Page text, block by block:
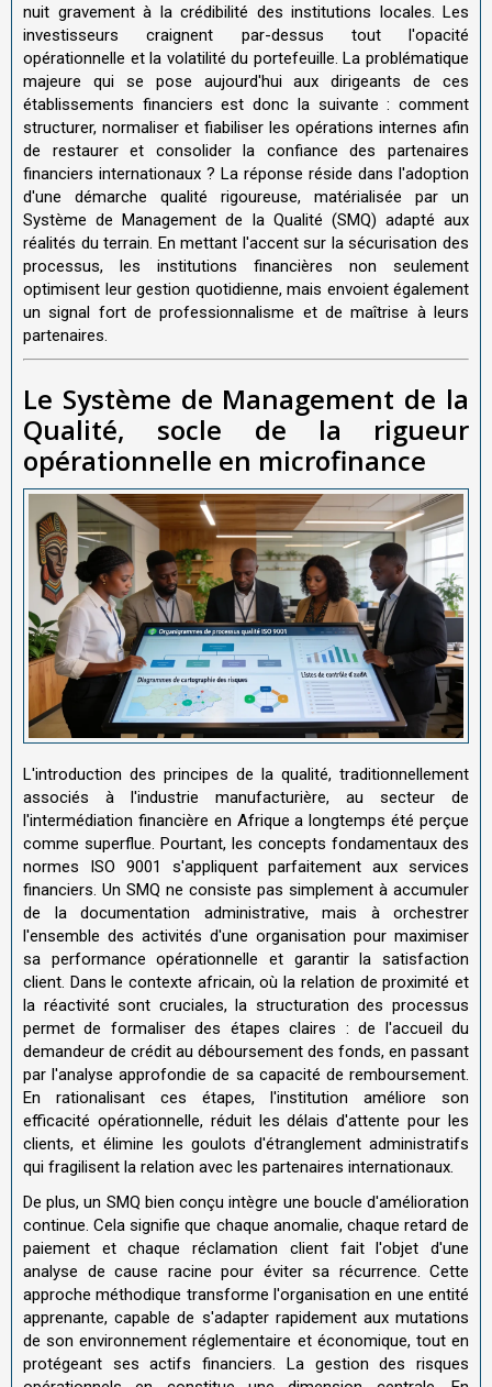
nuit gravement à la crédibilité des institutions locales. Les
investisseurs craignent par-dessus tout l'opacité
opérationnelle et la volatilité du portefeuille. La problématique
majeure qui se pose aujourd'hui aux dirigeants de ces
établissements financiers est donc la suivante : comment
structurer, normaliser et fiabiliser les opérations internes afin
de restaurer et consolider la confiance des partenaires
financiers internationaux ? La réponse réside dans l'adoption
d'une démarche qualité rigoureuse, matérialisée par un
Système de Management de la Qualité (SMQ) adapté aux
réalités du terrain. En mettant l'accent sur la sécurisation des
processus, les institutions financières non seulement
optimisent leur gestion quotidienne, mais envoient également
un signal fort de professionnalisme et de maîtrise à leurs
partenaires.
Le Système de Management de la
Qualité, socle de la rigueur
opérationnelle en microfinance
L'introduction des principes de la qualité, traditionnellement
associés à l'industrie manufacturière, au secteur de
l'intermédiation financière en Afrique a longtemps été perçue
comme superflue. Pourtant, les concepts fondamentaux des
normes ISO 9001 s'appliquent parfaitement aux services
financiers. Un SMQ ne consiste pas simplement à accumuler
de la documentation administrative, mais à orchestrer
l'ensemble des activités d'une organisation pour maximiser
sa performance opérationnelle et garantir la satisfaction
client. Dans le contexte africain, où la relation de proximité et
la réactivité sont cruciales, la structuration des processus
permet de formaliser des étapes claires : de l'accueil du
demandeur de crédit au déboursement des fonds, en passant
par l'analyse approfondie de sa capacité de remboursement.
En rationalisant ces étapes, l'institution améliore son
efficacité opérationnelle, réduit les délais d'attente pour les
clients, et élimine les goulots d'étranglement administratifs
qui fragilisent la relation avec les partenaires internationaux.
De plus, un SMQ bien conçu intègre une boucle d'amélioration
continue. Cela signifie que chaque anomalie, chaque retard de
paiement et chaque réclamation client fait l'objet d'une
analyse de cause racine pour éviter sa récurrence. Cette
approche méthodique transforme l'organisation en une entité
apprenante, capable de s'adapter rapidement aux mutations
de son environnement réglementaire et économique, tout en
protégeant ses actifs financiers. La gestion des risques